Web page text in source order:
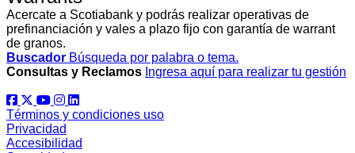
Acercate a Scotiabank y podrás realizar operativas de
prefinanciación y vales a plazo fijo con garantía de warrant
de granos.
Buscador Búsqueda por palabra o tema.
Consultas y Reclamos Ingresa aquí para realizar tu gestión
Términos y condiciones uso
Privacidad
Accesibilidad